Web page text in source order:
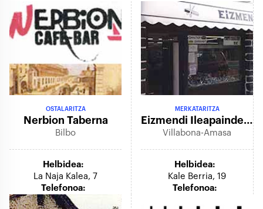
OSTALARITZA
Nerbion Taberna
Bilbo
Helbidea:
La Naja Kalea, 7
Telefonoa:
MERKATARITZA
Eizmendi Ileapaindegia
Villabona-Amasa
Helbidea:
Kale Berria, 19
Telefonoa: